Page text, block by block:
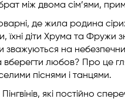
між двома сім’ями,
де жила родина
їхні діти Хрума та
зважуються на
вберегти любов? Про це
піснями і танцями.
які постійно